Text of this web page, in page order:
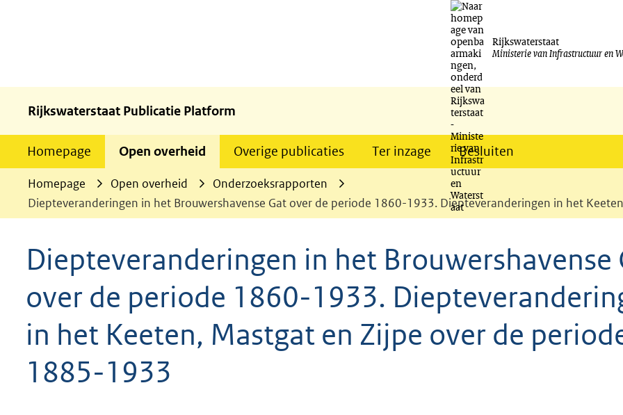
Ga
naar
inhoud
Rijkswaterstaat
Ministerie van Infrastructuur en
Rijkswaterstaat Publicatie Platform
Homepage Open overheid Overige publicaties Ter inzage Besluiten
Homepage Open overheid
Onderzoeksrapporten
Diepteveranderingen in het Brouwershavense Gat over de periode 1860-1933. Diepteveranderingen in het
Diepteveranderingen in het Brouwershavense
over de periode 1860-1933.
in het Keeten, Mastgat en Zijpe over de
1885-1933